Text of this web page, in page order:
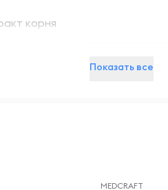
корня
Показать все
MEDCRAFT